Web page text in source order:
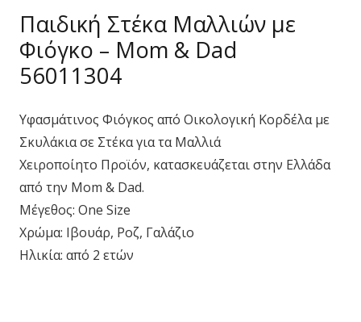
Παιδική Στέκα Μαλλιών με
Φιόγκο – Mom & Dad
56011304
Υφασμάτινος Φιόγκος από Οικολογική Κορδέλα με
Σκυλάκια σε Στέκα για τα Μαλλιά
Χειροποίητο Προϊόν, κατασκευάζεται στην Ελλάδα
από την Mom & Dad.
Μέγεθος: One Size
Χρώμα: Ιβουάρ, Ροζ, Γαλάζιο
Ηλικία: από 2 ετών